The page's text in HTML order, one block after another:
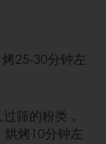
25-30分钟左
筛的粉类，
烤10分钟左